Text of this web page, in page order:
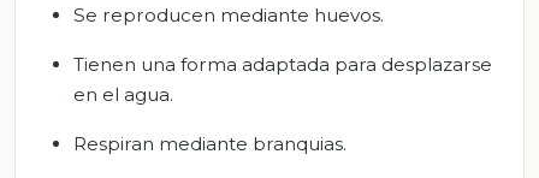
Se reproducen mediante huevos.
Tienen una forma adaptada para desplazarse
en el agua.
Respiran mediante branquias.